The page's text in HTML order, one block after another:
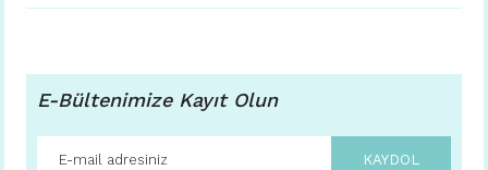
E-Bültenimize Kayıt Olun
KAYDOL